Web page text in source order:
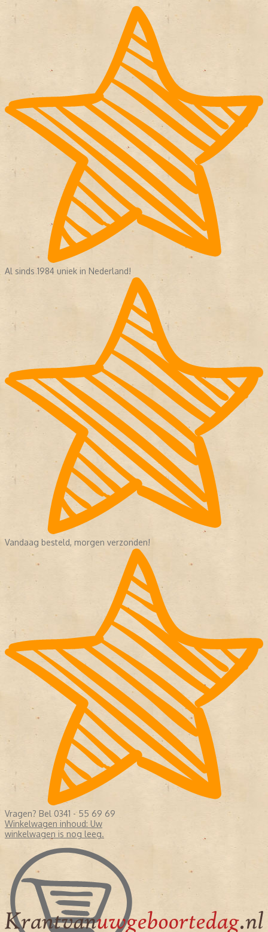
Al sinds 1984 uniek in Nederland!
Vandaag besteld, morgen verzonden!
Vragen? Bel 0341 - 55 69 69
Winkelwagen inhoud: Uw
winkelwagen is nog leeg.